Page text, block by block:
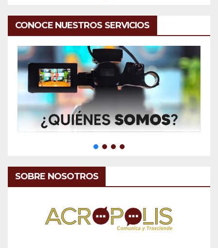
CONOCE NUESTROS SERVICIOS
SOBRE NOSOTROS